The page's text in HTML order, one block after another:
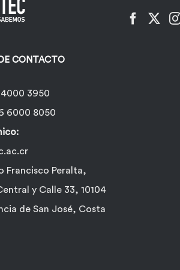
elegir
de
producto
CONTACTO
3950
6000 8050
Francisco Peralta,
y Calle 33, 10104
de San José, Costa